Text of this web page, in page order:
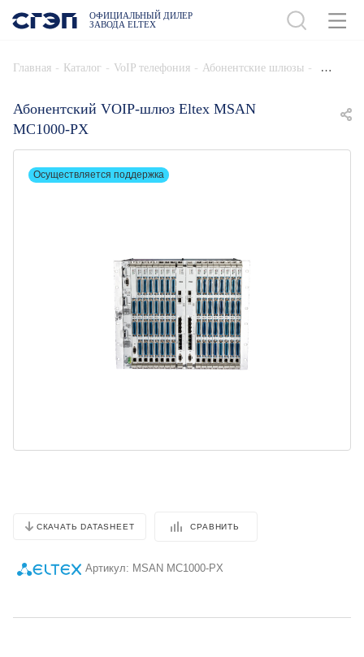
ОФИЦИАЛЬНЫЙ ДИЛЕР
ЗАВОДА ELTEX
Главная - Каталог - VoIP телефония - Абонентские шлюзы -
Абонентский VOIP-шлюз Eltex MSAN
MC1000-PX
Осуществляется поддержка
СКАЧАТЬ DATASHEET СРАВНИТЬ
Артикул: MSAN MC1000-PX